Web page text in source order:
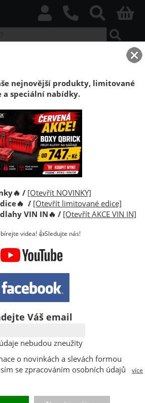
PE 2 mm
Mirelon PE 2 mm
podlahy Mirelon 2 mm. Použití
pás pod parkety,
plovoucí podlahy a jiné podlahové
m2
Ivpeko
nejnovější produkty, limitované
a speciální nabídky.
/ [Otevřít NOVINKY]
/ [Otevřít limitované edice]
VIN IN🔥 / [Otevřít AKCE VIN IN]
videa! 👍Sledujte nás!
Váš email
nebudou zneužity
o novinkách a slevách formou
se zpracováním osobních údajů
více